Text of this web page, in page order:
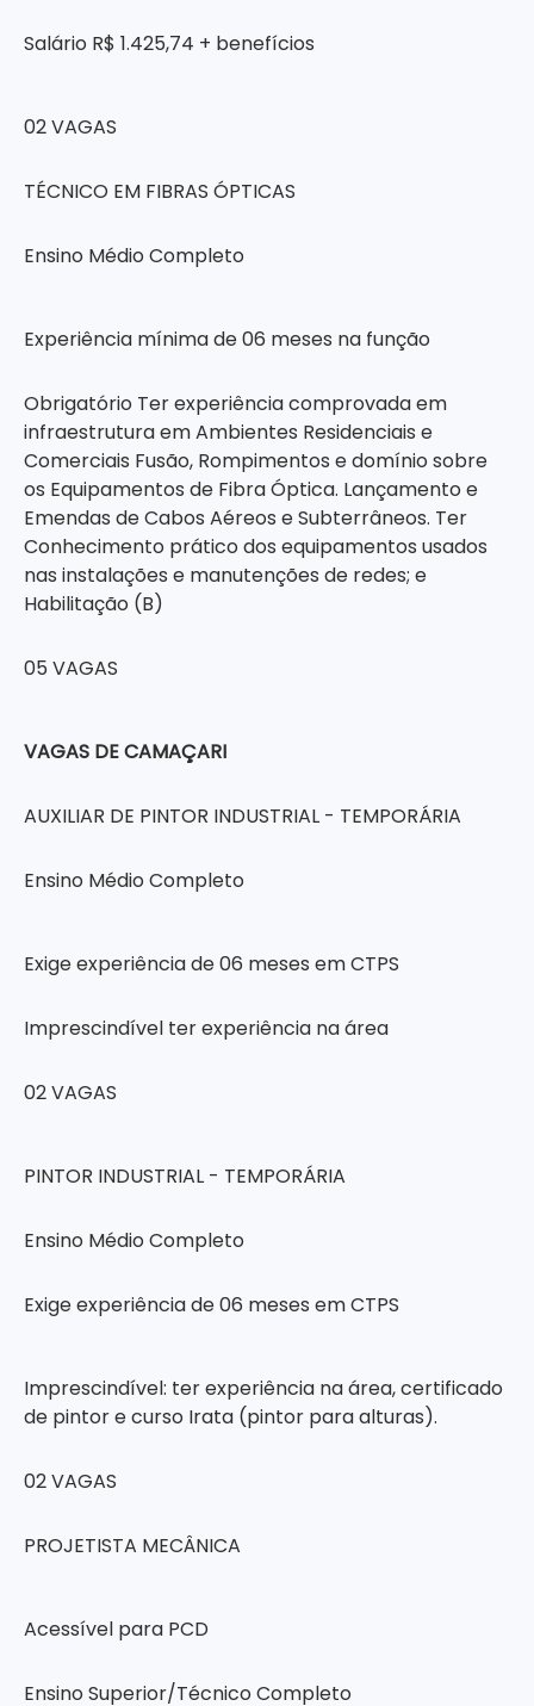
Salário R$ 1.425,74 + benefícios
02 VAGAS
TÉCNICO EM FIBRAS ÓPTICAS
Ensino Médio Completo
Experiência mínima de 06 meses na função
Obrigatório Ter experiência comprovada em
infraestrutura em Ambientes Residenciais e
Comerciais Fusão, Rompimentos e domínio sobre
os Equipamentos de Fibra Óptica. Lançamento e
Emendas de Cabos Aéreos e Subterrâneos. Ter
Conhecimento prático dos equipamentos usados
nas instalações e manutenções de redes; e
Habilitação (B)
05 VAGAS
VAGAS DE CAMAÇARI
AUXILIAR DE PINTOR INDUSTRIAL - TEMPORÁRIA
Ensino Médio Completo
Exige experiência de 06 meses em CTPS
Imprescindível ter experiência na área
02 VAGAS
PINTOR INDUSTRIAL - TEMPORÁRIA
Ensino Médio Completo
Exige experiência de 06 meses em CTPS
Imprescindível: ter experiência na área, certificado
de pintor e curso Irata (pintor para alturas).
02 VAGAS
PROJETISTA MECÂNICA
Acessível para PCD
Ensino Superior/Técnico Completo